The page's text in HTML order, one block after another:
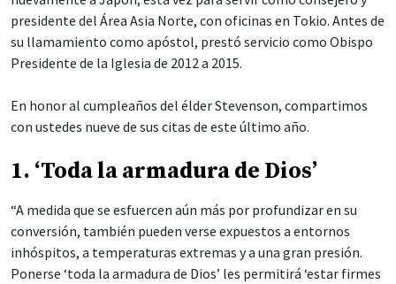
presidente del Área Asia Norte, con oficinas en Tokio. Antes de
su llamamiento como apóstol, prestó servicio como Obispo
Presidente de la Iglesia de 2012 a 2015.
En honor al cumpleaños del élder Stevenson, compartimos
con ustedes nueve de sus citas de este último año.
1. ‘Toda la armadura de Dios’
“A medida que se esfuercen aún más por profundizar en su
conversión, también pueden verse expuestos a entornos
inhóspitos, a temperaturas extremas y a una gran presión.
Ponerse ‘toda la armadura de Dios’ les permitirá ‘estar firmes